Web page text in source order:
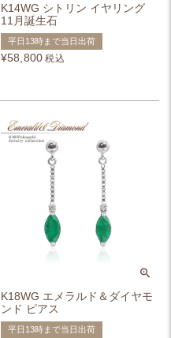
K14WG シトリン イヤリング
11月誕生石
平日13時まで当日出荷
¥58,800 税込
K18WG エメラルド＆ダイヤモ
ンド ピアス
平日13時まで当日出荷